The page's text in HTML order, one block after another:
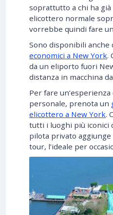
soprattutto a chi ha
elicottero normale
vorrebbe quindi fare
Sono disponibili anche
economici a New York.
da un eliporto fuori
distanza in macchina
Per fare
personale, prenota un
elicottero a New York.
tutti i luoghi più iconici
pilota privato aggiunge
tour, l’ideale per